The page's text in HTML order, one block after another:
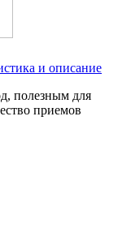
и описание
полезным для
приемов